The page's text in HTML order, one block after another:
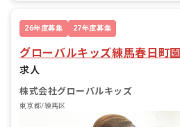
26年度募集 27年度募集
グローバルキッズ練馬春日町園
求人
株式会社グローバルキッズ
東京都/練馬区